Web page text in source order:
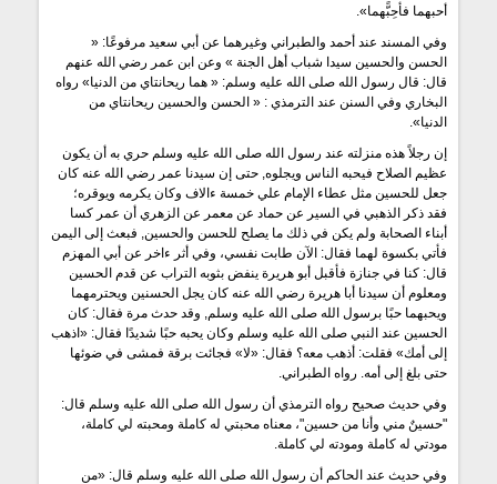
أحبهما فأحِبًّهما».
وفي المسند عند أحمد والطبراني وغيرهما عن أبي سعيد مرفوعًا: «
الحسن والحسين سيدا شباب أهل الجنة » وعن ابن عمر رضي الله عنهم
قال: قال رسول الله صلى الله عليه وسلم: « هما ريحانتاي من الدنيا» رواه
البخاري وفي السنن عند الترمذي : « الحسن والحسين ريحانتاي من
الدنيا».
إن رجلاً هذه منزلته عند رسول الله صلى الله عليه وسلم حري به أن يكون
عظيم الصلاح فيحبه الناس ويجلوه, حتى إن سيدنا عمر رضي الله عنه كان
جعل للحسين مثل عطاء الإمام علي خمسة ءالاف وكان يكرمه ويوقره؛
فقد ذكر الذهبي في السير عن حماد عن معمر عن الزهري أن عمر كسا
أبناء الصحابة ولم يكن في ذلك ما يصلح للحسن والحسين, فبعث إلى اليمن
فأتي بكسوة لهما فقال: الآن طابت نفسي، وفي أثر ءاخر عن أبي المهزم
قال: كنا في جنازة فأقبل أبو هريرة ينفض بثوبه التراب عن قدم الحسين
ومعلوم أن سيدنا أبا هريرة رضي الله عنه كان يجل الحسنين ويحترمهما
ويحبهما حبًا برسول الله صلى الله عليه وسلم, وقد حدث مرة فقال: كان
الحسين عند النبي صلى الله عليه وسلم وكان يحبه حبًا شديدًا فقال: «اذهب
إلى أمك» فقلت: أذهب معه؟ فقال: «لا» فجائت برقة فمشى في ضوئها
حتى بلغ إلى أمه. رواه الطبراني.
وفي حديث صحيح رواه الترمذي أن رسول الله صلى الله عليه وسلم قال:
"حسينٌ مني وأنا من حسين"، معناه محبتي له كاملة ومحبته لي كاملة،
مودتي له كاملة ومودته لي كاملة.
وفي حديث عند الحاكم أن رسول الله صلى الله عليه وسلم قال: «من